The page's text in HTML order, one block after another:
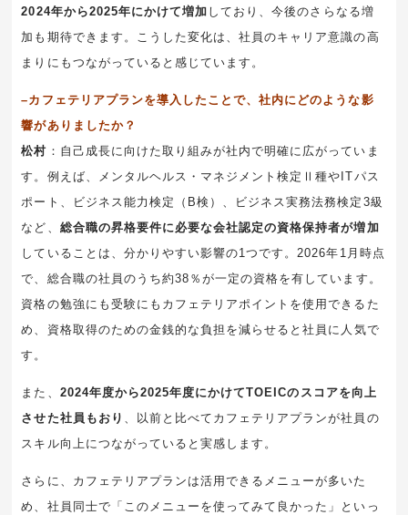
2024年から2025年にかけて増加 しており、今後のさらなる増
加も期待できます。こうした変化は、社員のキャリア意識の高
まりにもつながっていると感じています。
–カフェテリアプランを導入したことで、社内にどのような影
響がありましたか？
松村 ：自己成長に向けた取り組みが社内で明確に広がっていま
す。例えば、メンタルヘルス・マネジメント検定Ⅱ種やITパス
ポート、
ビジネス能力検定（B検） 、ビジネス実務法務検定3級
など、 総合職の昇格要件に必要な会社認定の資格保持者が増加
していることは、分かりやすい影響の1つです。2026年1月時点
で、総合職の社員のうち約38％が一定の資格を有しています。
資格の勉強にも受験にもカフェテリアポイントを使用できるた
め、 資格取得のための金銭的な負担を減らせると社員に人気で
す。
また、 2024年度から2025年度にかけてTOEICのスコアを向上
させた社員もおり 、以前と比べてカフェテリアプランが社員の
スキル向上につながっていると実感します。
さらに、カフェテリアプランは活用できるメニューが多いた
め、社員同士で「このメニューを使ってみて良かった」といっ